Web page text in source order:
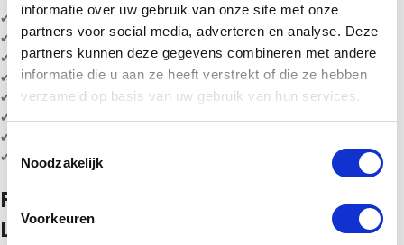
informatie over uw gebruik van onze site met onze
partners voor social media, adverteren en analyse. Deze
partners kunnen deze gegevens combineren met andere
informatie die u aan ze heeft verstrekt of die ze hebben
verzameld op basis van uw gebruik van hun services.
Noodzakelijk
Voorkeuren
✔ Hoogte padel beeld is 11 cm
✔ Materiaal: resin
✔ Geschikt voor padeltoernooien en prijsuitreikingen
✔ Te personaliseren met eigen tekst
✔ Direct uit voorraad leverbaar
✔ Snelle levering mogelijk
✔ Levering volledig gemonteerd
✔ Mooie sportprijs voor jong en volwassen
Padel Prijzen Direct uit Voorraad
Leverbaar